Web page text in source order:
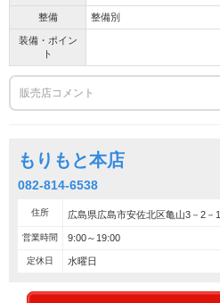
整備 整備別
装備・ポイン
ト
販売店コメント
もりもと本店
082-814-6538
住所 広島県広島市安佐北区亀山3－2－1
営業時間 9:00～19:00
定休日 水曜日